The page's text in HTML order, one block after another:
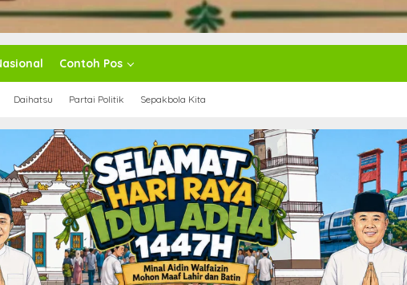
Contoh Pos
Daihatsu Partai Politik Sepakbola Kita